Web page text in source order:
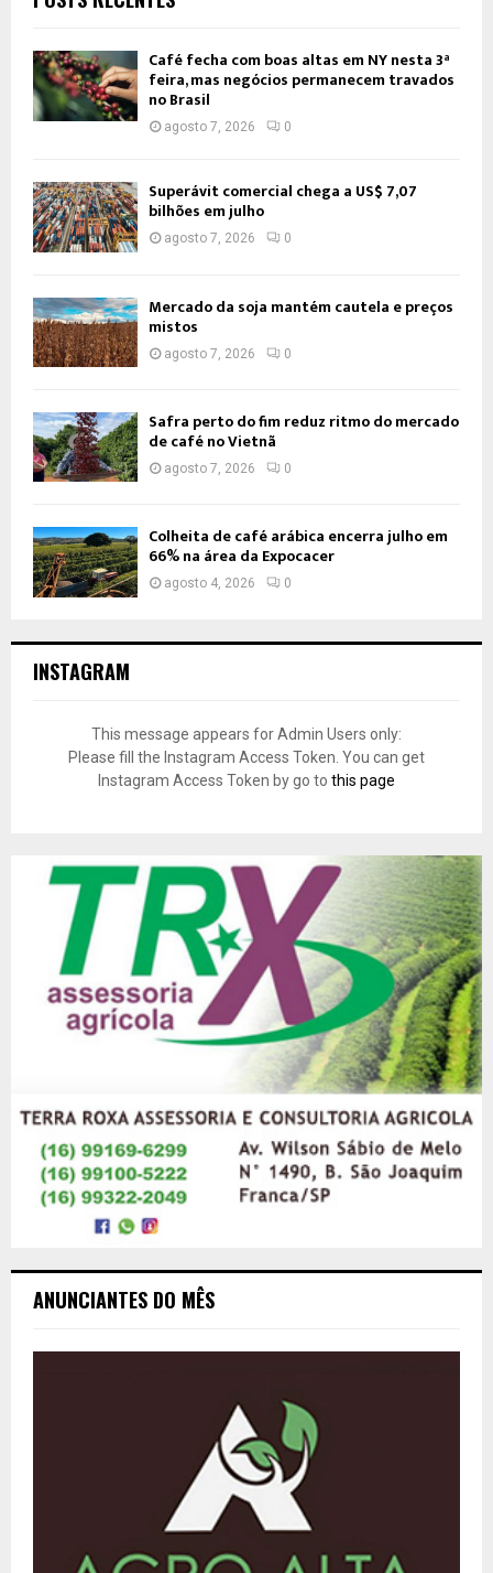
Café fecha com boas altas em NY nesta 3ª
feira, mas negócios permanecem travados
no Brasil
agosto 7, 2026 0
Superávit comercial chega a US$ 7,07
bilhões em julho
agosto 7, 2026 0
Mercado da soja mantém cautela e preços
mistos
agosto 7, 2026 0
Safra perto do fim reduz ritmo do mercado
de café no Vietnã
agosto 7, 2026 0
Colheita de café arábica encerra julho em
66% na área da Expocacer
agosto 4, 2026 0
INSTAGRAM
This message appears for Admin Users only:
Please fill the Instagram Access Token. You can get
Instagram Access Token by go to this page
ANUNCIANTES DO MÊS